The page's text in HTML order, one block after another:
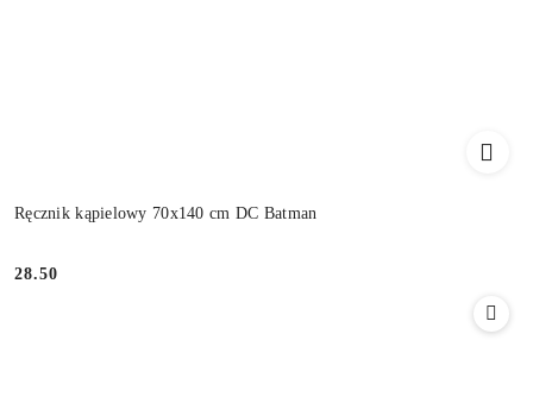
Ręcznik kąpielowy 70x140 cm DC Batman
Cena:
28.50